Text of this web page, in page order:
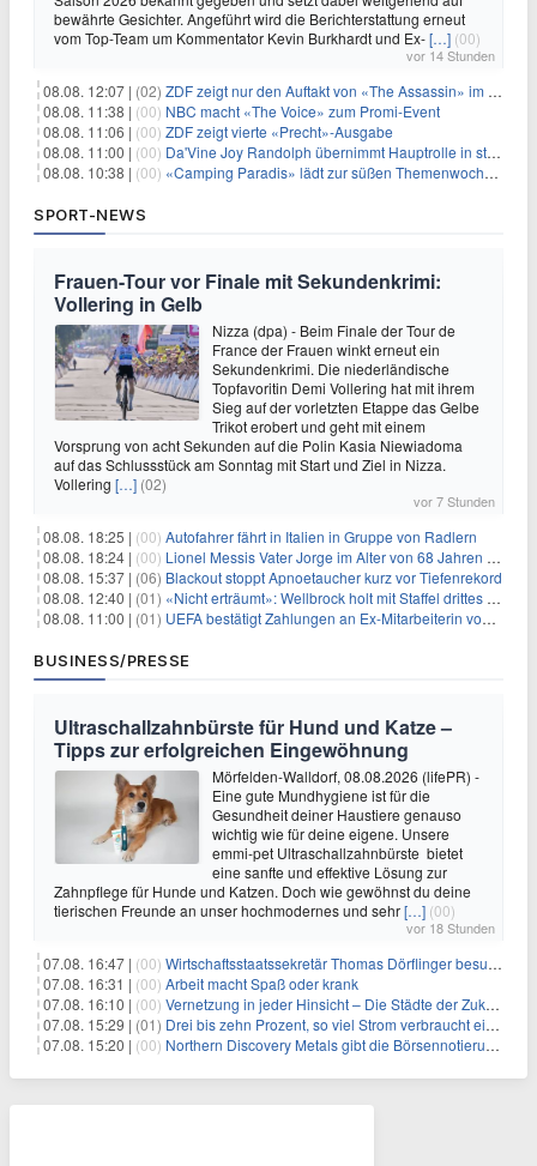
bewährte Gesichter. Angeführt wird die Berichterstattung erneut
vom Top-Team um Kommentator Kevin Burkhardt und Ex-[…] (00)
vor 14 Stunden
08.08. 12:07 | (02) ZDF zeigt nur den Auftakt von «The Assassin» im Fernsehen
08.08. 11:38 | (00) NBC macht «The Voice» zum Promi-Event
08.08. 11:06 | (00) ZDF zeigt vierte «Precht»-Ausgabe
08.08. 11:00 | (00) Da'Vine Joy Randolph übernimmt Hauptrolle in starbesetzter schwarzer Komödie
08.08. 10:38 | (00) «Camping Paradis» lädt zur süßen Themenwoche ein
SPORT-NEWS
Frauen-Tour vor Finale mit Sekundenkrimi:
Vollering in Gelb
Nizza (dpa) - Beim Finale der Tour de
France der Frauen winkt erneut ein
Sekundenkrimi. Die niederländische
Topfavoritin Demi Vollering hat mit ihrem
Sieg auf der vorletzten Etappe das Gelbe
Trikot erobert und geht mit einem
Vorsprung von acht Sekunden auf die Polin Kasia Niewiadoma
auf das Schlussstück am Sonntag mit Start und Ziel in Nizza.
Vollering […] (02)
vor 7 Stunden
08.08. 18:25 | (00) Autofahrer fährt in Italien in Gruppe von Radlern
08.08. 18:24 | (00) Lionel Messis Vater Jorge im Alter von 68 Jahren gestorben
08.08. 15:37 | (06) Blackout stoppt Apnoetaucher kurz vor Tiefenrekord
08.08. 12:40 | (01) «Nicht erträumt»: Wellbrock holt mit Staffel drittes EM-Gold
08.08. 11:00 | (01) UEFA bestätigt Zahlungen an Ex-Mitarbeiterin von Infantino
BUSINESS/PRESSE
Ultraschallzahnbürste für Hund und Katze –
Tipps zur erfolgreichen Eingewöhnung
Mörfelden-Walldorf, 08.08.2026 (lifePR) -
Eine gute Mundhygiene ist für die
Gesundheit deiner Haustiere genauso
wichtig wie für deine eigene. Unsere
emmi-pet Ultraschallzahnbürste bietet
eine sanfte und effektive Lösung zur
Zahnpflege für Hunde und Katzen. Doch wie gewöhnst du deine
tierischen Freunde an unser hochmodernes und sehr[…] (00)
vor 18 Stunden
07.08. 16:47 | (00) Wirtschaftsstaatssekretär Thomas Dörflinger besucht Handwerksbetrieb im Kammerbezirk Freiburg
07.08. 16:31 | (00) Arbeit macht Spaß oder krank
07.08. 16:10 | (00) Vernetzung in jeder Hinsicht – Die Städte der Zukunft sind grün-blau
07.08. 15:29 | (01) Drei bis zehn Prozent, so viel Strom verbraucht ein Aufzug im Gebäude
07.08. 15:20 | (00) Northern Discovery Metals gibt die Börsennotierung an der Frankfurter Wertpapierbörse bekannt